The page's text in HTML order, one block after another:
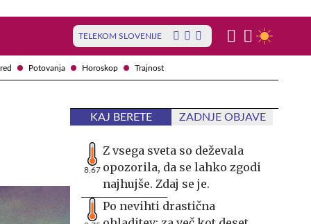
Potovanja Horoskop Trajnost
TELEKOM SLOVENIJE
KAJ BERETE ZADNJE OBJAVE
8,67
Z vsega sveta so deževala
opozorila, da se lahko zgodi
najhujše. Zdaj se je.
Po nevihti drastična